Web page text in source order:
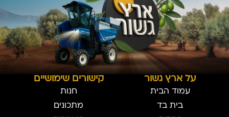
על ארץ גשור
עמוד הבית
בית בד
קישורים שימושיים
חנות
מתכונים